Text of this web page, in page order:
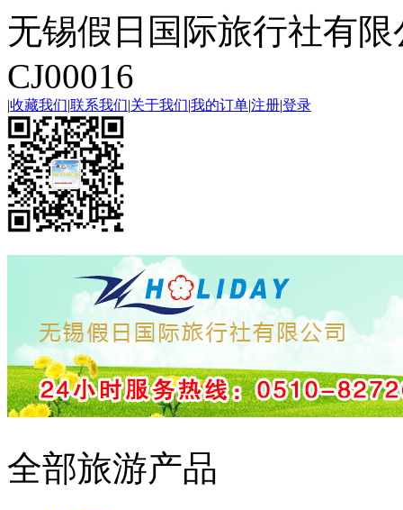
无锡假日国际旅行社有限
CJ00016
|收藏我们|联系我们|关于我们|我的订单|注册|登录
全部旅游产品